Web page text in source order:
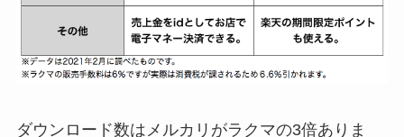
ダウンロード数はメルカリがラクマの3倍ありま